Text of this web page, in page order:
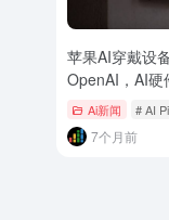
苹果AI穿戴设
OpenAI，AI
Ai新闻 # AI
7个月前